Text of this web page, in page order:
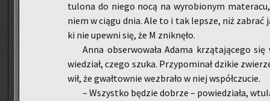
tu­lo­na do niego nocą na wy­ro­bio­nym
niem w ciągu dnia. Ale to i tak lep­sze, niż
ki nie upew­ni się, że M znik­nę­ło.
Anna ob­ser­wo­wa­ła Adama krzą­ta­ją­ce­go
wie­dział, czego szuka. Przy­po­mi­nał dzi­kie
wił, że gwał­tow­nie wez­bra­ło w niej współ­czu­cie.
– Wszyst­ko bę­dzie do­brze – po­wie­dzia­ła,